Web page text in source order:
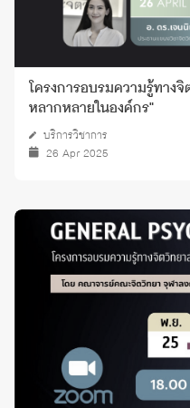
โครงการอบรมความรู้ทาง
หลากหลายในองค์กร"
บริการวิชาการ
26 Apr 2025